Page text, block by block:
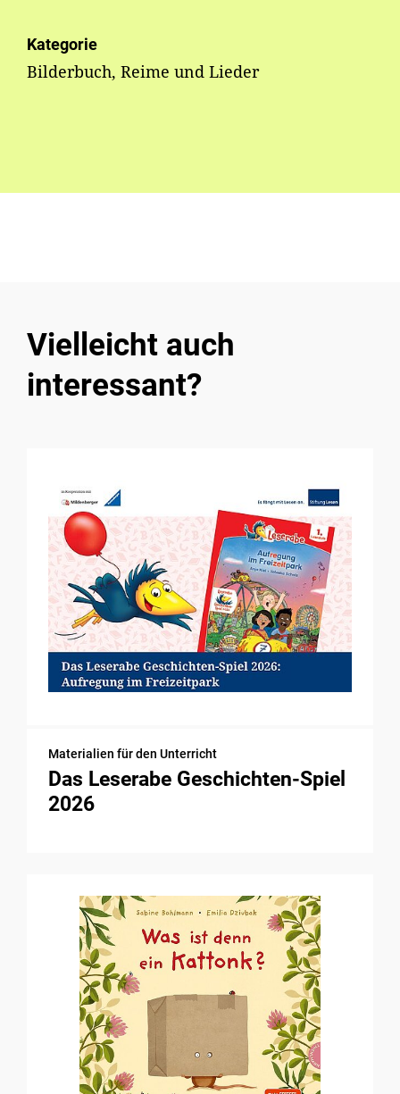
Kategorie
Bilderbuch, Reime und Lieder
Vielleicht auch
interessant?
Materialien für den Unterricht
Das Leserabe Geschichten-Spiel
2026